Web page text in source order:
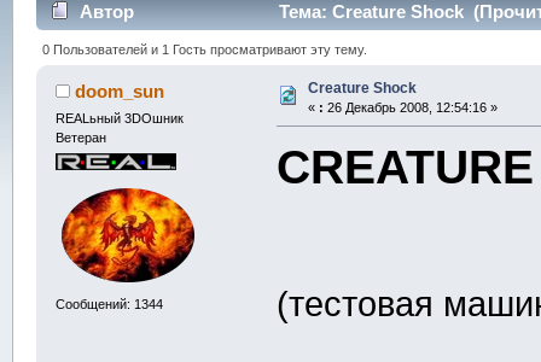
Автор Тема: Creature Shock
0 Пользователей и 1 Гость просматривают эту тему.
doom_sun
REALьный 3DOшник
Ветеран
Сообщений: 1344
Creature Shock
« : 26 Декабрь 2008, 12:54:16 »
(тестовая